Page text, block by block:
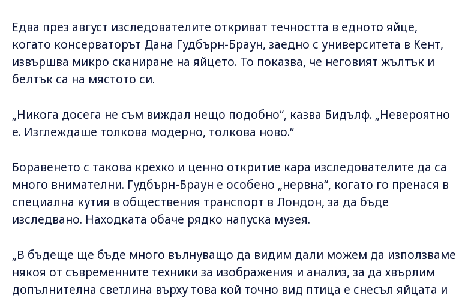
Едва през август изследователите откриват течността в едното яйце,
когато консерваторът Дана Гудбърн-Браун, заедно с университета в Кент,
извършва микро сканиране на яйцето. То показва, че неговият жълтък и
белтък са на мястото си.
„Никога досега не съм виждал нещо подобно“, казва Бидълф. „Невероятно
е. Изглеждаше толкова модерно, толкова ново.“
Боравенето с такова крехко и ценно откритие кара изследователите да са
много внимателни. Гудбърн-Браун е особено „нервна“, когато го пренася в
специална кутия в обществения транспорт в Лондон, за да бъде
изследвано. Находката обаче рядко напуска музея.
„В бъдеще ще бъде много вълнуващо да видим дали можем да използваме
някоя от съвременните техники за изображения и анализ, за да хвърлим
допълнителна светлина върху това кой точно вид птица е снесъл яйцата и